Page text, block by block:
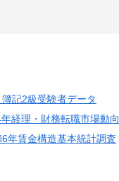
記2級受験者データ
経理・財務転職市場動向
年賃金構造基本統計調査